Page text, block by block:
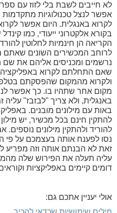
לא חייבים לשבת בלי לזוז עם
אפשר לנצל טכנולוגיות מתקדמות
לקרוא באנגלית. היום אפשר
בקורא אלקטרוני ייעודי, כמו
הקריאה הן חינמיות לחלוטין
לרוחב המכשירים השונים
נרשמים ומכניסים אליהם את
שאם התחלתם לקרוא
ולקרוא מהמקום שהפסקתם
מקום אחר שתהיו בו. כך אפשר
באנגלית, ולא צריך "לבזבז" עליה
באות עם מילונים מובנים.
להתקין חינם בכל מכשיר, יש
להוריד ולהתקין מילונים
נסו לפענח אותה בעצמכם על
זאת לא הבנתם אותה וזה מפריע
עליה תעלה את הפירוש שלה
דומים קיימים באפליקציות
אולי יעניין אתכם גם: